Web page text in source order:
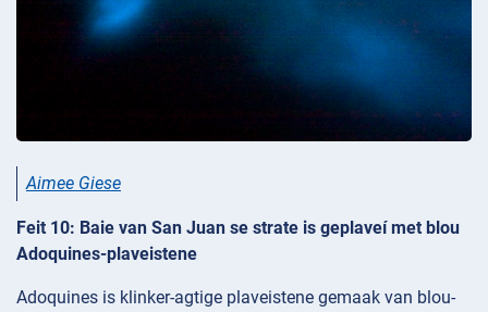
Aimee Giese
Feit 10: Baie van San Juan se strate is geplaveí met blou
Adoquines-plaveistene
Adoquines is klinker-agtige plaveistene gemaak van blou-